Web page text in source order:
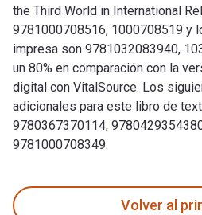
the Third World in International
9781000708516, 1000708519 y
impresa son 9781032083940,
un 80% en comparación con la
digital con VitalSource. Los
adicionales para este libro de
9780367370114,
9781000708349.
Volver al